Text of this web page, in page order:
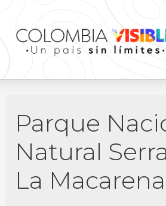
Parque
Natural
La Macarena